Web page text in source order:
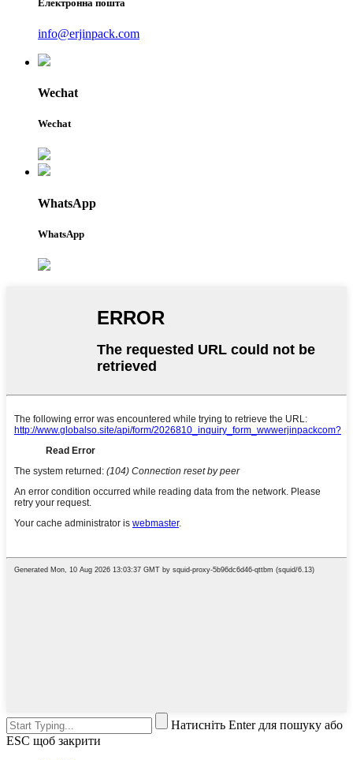
Електронна пошта
info@erjinpack.com
Wechat
Wechat
WhatsApp
WhatsApp
Натисніть Enter для пошуку або
ESC щоб закрити